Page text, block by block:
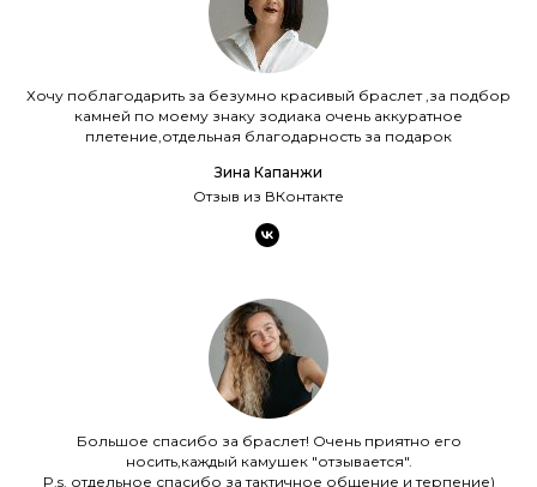
Хочу поблагодарить за безумно красивый браслет ,за подбор
камней по моему знаку зодиака очень аккуратное
плетение,отдельная благодарность за подарок
Зина Капанжи
Отзыв из ВКонтакте
Большое спасибо за браслет! Очень приятно его
носить,каждый камушек "отзывается".
P.s. отдельное спасибо за тактичное общение и терпение)